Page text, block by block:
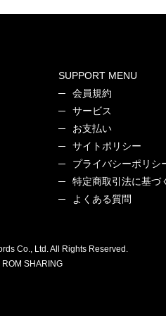
SUPPORT MENU
会員規約
サービス
お支払い
サイトポリシー
プライバシーポリシ
特定商取引法に基づ
よくある質問
Co., Ltd. All Rights Reserved.
SHARING